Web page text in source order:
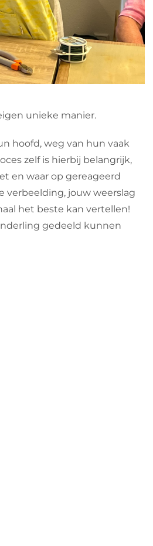
unieke manier.
hoofd, weg van hun vaak
zelf is hierbij belangrijk,
en waar op gereageerd
verbeelding, jouw weerslag
het beste kan vertellen!
gedeeld kunnen